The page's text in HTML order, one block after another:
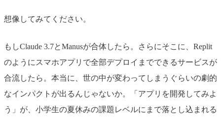
想像してみてください。
もしClaude 3.7とManusが合体したら。さらにそこに、Replit
のようにスマホアプリで全部デプロイまでできるサービスが
合流したら。本当に、世の中が変わってしまうぐらいの劇的
なインパクトが出るんじゃないか。「アプリを開発してみよ
う」が、小学生の夏休みの課題レベルにまで落とし込まれる